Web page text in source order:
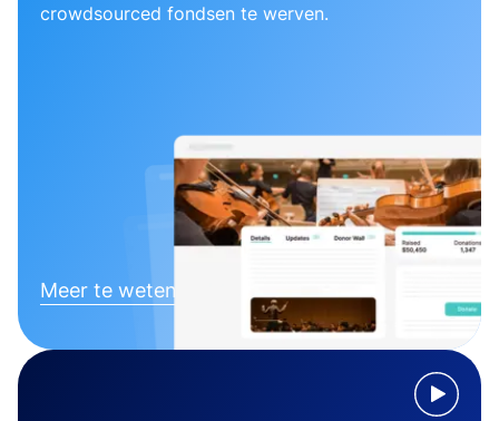
crowdsourced fondsen te werven.
Meer te weten komen